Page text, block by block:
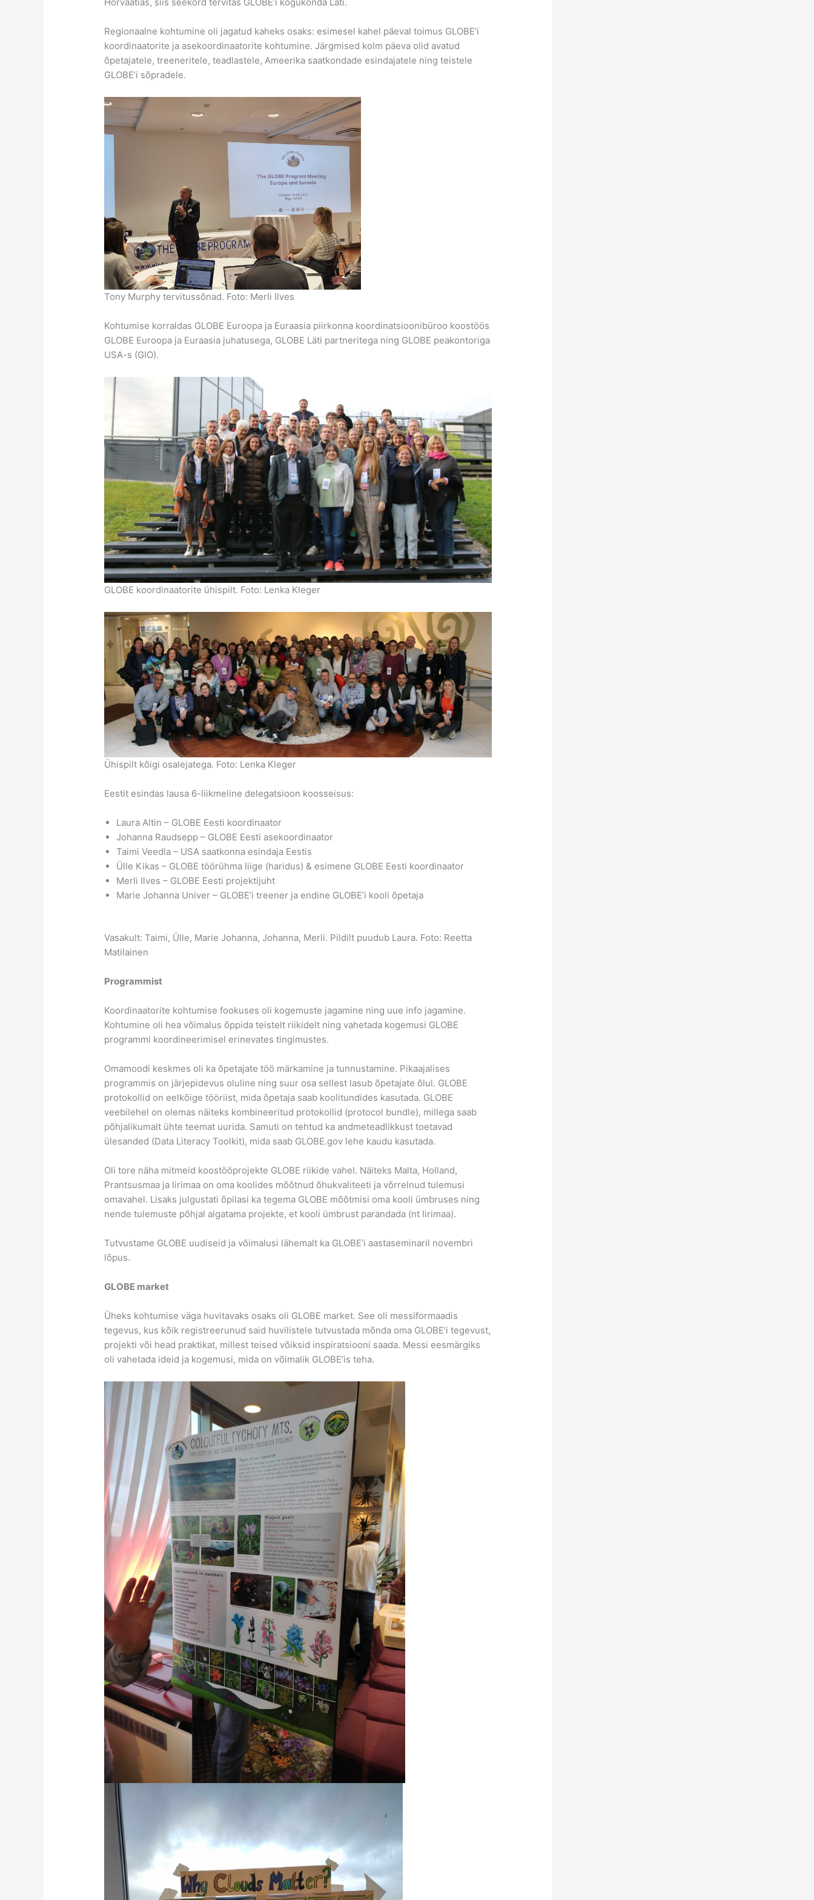
Regionaalne kohtumine oli jagatud kaheks osaks: esimesel kahel päeval toimus GLOBE’i
koordinaatorite ja asekoordinaatorite kohtumine. Järgmised kolm päeva olid avatud
õpetajatele, treeneritele, teadlastele, Ameerika saatkondade esindajatele ning teistele
GLOBE’i sõpradele.
Tony Murphy tervitussõnad. Foto: Merli Ilves
Kohtumise korraldas GLOBE Euroopa ja Euraasia piirkonna koordinatsioonibüroo koostöös
GLOBE Euroopa ja Euraasia juhatusega, GLOBE Läti partneritega ning GLOBE peakontoriga
USA-s (GIO).
GLOBE koordinaatorite ühispilt. Foto: Lenka Kleger
Ühispilt kõigi osalejatega. Foto: Lenka Kleger
Eestit esindas lausa 6-liikmeline delegatsioon koosseisus:
Laura Altin – GLOBE Eesti koordinaator
Johanna Raudsepp – GLOBE Eesti asekoordinaator
Taimi Veedla – USA saatkonna esindaja Eestis
Ülle Kikas – GLOBE töörühma liige (haridus) & esimene GLOBE Eesti koordinaator
Merli Ilves – GLOBE Eesti projektijuht
Marie Johanna Univer – GLOBE’i treener ja endine GLOBE’i kooli õpetaja
Vasakult: Taimi, Ülle, Marie Johanna, Johanna, Merli. Pildilt puudub Laura. Foto: Reetta
Matilainen
Programmist
Koordinaatorite kohtumise fookuses oli kogemuste jagamine ning uue info jagamine.
Kohtumine oli hea võimalus õppida teistelt riikidelt ning vahetada kogemusi GLOBE
programmi koordineerimisel erinevates tingimustes.
Omamoodi keskmes oli ka õpetajate töö märkamine ja tunnustamine. Pikaajalises
programmis on järjepidevus oluline ning suur osa sellest lasub õpetajate õlul. GLOBE
protokollid on eelkõige tööriist, mida õpetaja saab koolitundides kasutada. GLOBE
veebilehel on olemas näiteks kombineeritud protokollid (protocol bundle), millega saab
põhjalikumalt ühte teemat uurida. Samuti on tehtud ka andmeteadlikkust toetavad
ülesanded (Data Literacy Toolkit), mida saab GLOBE.gov lehe kaudu kasutada.
Oli tore näha mitmeid koostööprojekte GLOBE riikide vahel. Näiteks Malta, Holland,
Prantsusmaa ja Iirimaa on oma koolides mõõtnud õhukvaliteeti ja võrrelnud tulemusi
omavahel. Lisaks julgustati õpilasi ka tegema GLOBE mõõtmisi oma kooli ümbruses ning
nende tulemuste põhjal algatama projekte, et kooli ümbrust parandada (nt Iirimaa).
Tutvustame GLOBE uudiseid ja võimalusi lähemalt ka GLOBE’i aastaseminaril novembri
lõpus.
GLOBE market
Üheks kohtumise väga huvitavaks osaks oli GLOBE market. See oli messiformaadis
tegevus, kus kõik registreerunud said huvilistele tutvustada mõnda oma GLOBE’i tegevust,
projekti või head praktikat, millest teised võiksid inspiratsiooni saada. Messi eesmärgiks
oli vahetada ideid ja kogemusi, mida on võimalik GLOBE’is teha.